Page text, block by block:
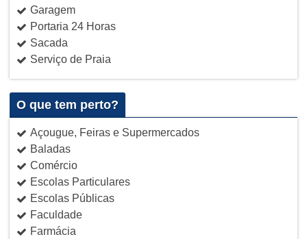
Garagem
Portaria 24 Horas
Sacada
Serviço de Praia
O que tem perto?
Açougue, Feiras e Supermercados
Baladas
Comércio
Escolas Particulares
Escolas Públicas
Faculdade
Farmácia